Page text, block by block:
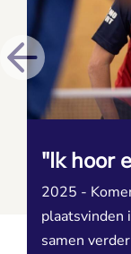
"Ik hoor
2025 -
plaatsvinden
samen